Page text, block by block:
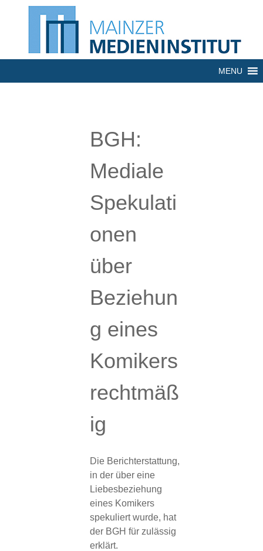
MENU
BGH:
Mediale
Spekulati
onen
über
Beziehun
g eines
Komikers
rechtmäß
ig
Die Berichterstattung,
in der über eine
Liebesbeziehung
eines Komikers
spekuliert wurde, hat
der BGH für zulässig
erklärt.